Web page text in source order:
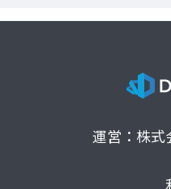
運営：株式